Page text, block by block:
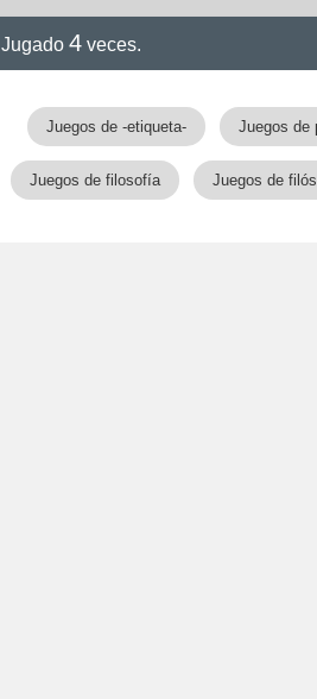
Jugado 4 veces.
Juegos de -etiqueta- Juegos de
Juegos de filosofía Juegos de